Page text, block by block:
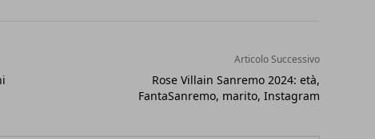
Articolo Successivo
Rose Villain Sanremo 2024: età,
FantaSanremo, marito, Instagram